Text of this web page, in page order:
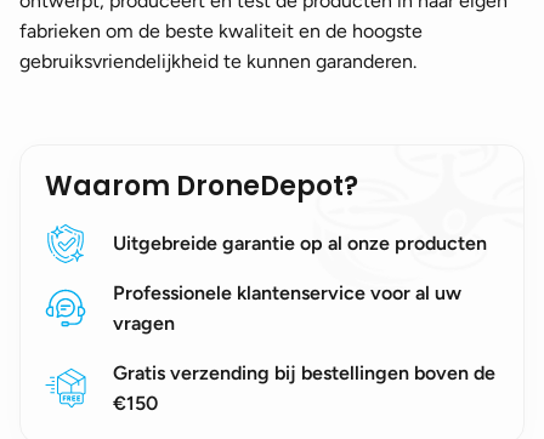
fabrieken om de beste kwaliteit en de hoogste
gebruiksvriendelijkheid te kunnen garanderen.
Waarom DroneDepot?
Uitgebreide garantie op al onze producten
Professionele klantenservice voor al uw
vragen
Gratis verzending bij bestellingen boven de
€150